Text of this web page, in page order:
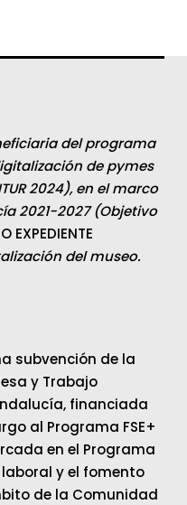
del programa
de pymes
2024), en el marco
2021-2027 (Objetivo
EXPEDIENTE
del museo.
subvención de la
y Trabajo
financiada
al Programa FSE+
en el Programa
y el fomento
de la Comunidad